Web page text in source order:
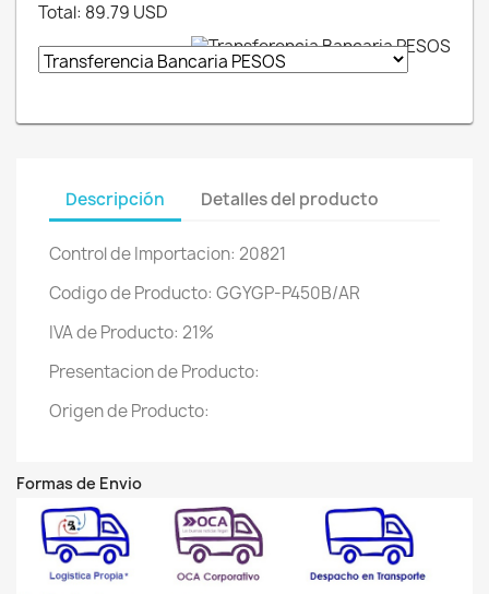
Total: 89.79 USD
Descripción Detalles del producto
Control de Importacion: 20821
Codigo de Producto: GGYGP-P450B/AR
IVA de Producto: 21%
Presentacion de Producto:
Origen de Producto:
Formas de Envio